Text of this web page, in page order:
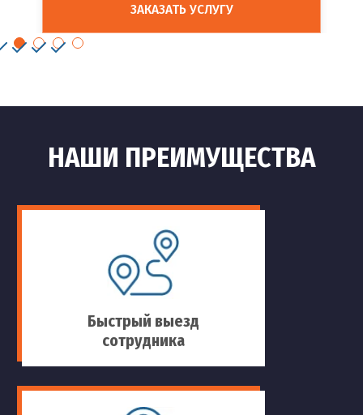
ЗАКАЗАТЬ УСЛУГУ
НАШИ ПРЕИМУЩЕСТВА
Быстрый выезд
сотрудника